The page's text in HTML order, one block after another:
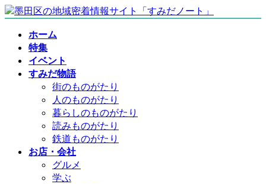
コ
ナ
ホーム
特集
イベント
すみだ物語
街のものがたり
人のものがたり
暮らしのものがたり
読みものがたり
鉄道ものがたり
お店・会社
グルメ
学ぶ